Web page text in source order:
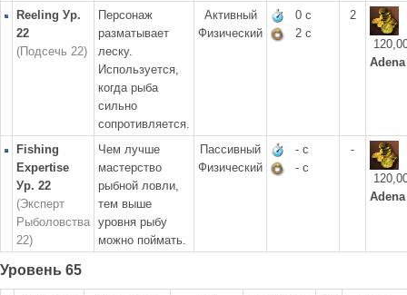
Reeling Ур.
22
(Подсечь 22)
Персонаж
разматывает
леску.
Используется,
когда рыба
сильно
сопротивляется.
Активный
Физический
0 с
2 с
2
Adena
Fishing
Expertise
Ур. 22
(Эксперт
Рыболовства
22)
Чем лучше
мастерство
рыбной ловли,
тем выше
уровня рыбу
можно поймать.
Пассивный
Физический
- с
- с
-
Adena
Уровень 65